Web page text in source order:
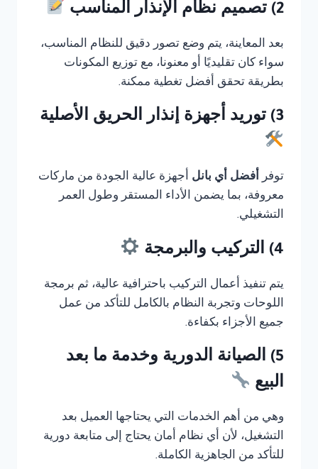
2) تصميم نظام الإنذار المناسب
بعد المعاينة، يتم وضع تصور دقيق للنظام المناسب،
سواء كان تقليديًا أو معنونا، مع توزيع المكونات
بطريقة تحقق أفضل تغطية ممكنة.
3) توريد أجهزة إنذار الحريق الأصلية
توفر أفضل أي بانل أجهزة عالية الجودة من ماركات
معروفة، بما يضمن الأداء المستقر وطول العمر
التشغيلي.
4) التركيب والبرمجة
يتم تنفيذ أعمال التركيب باحترافية عالية، ثم برمجة
اللوحات وتجربة النظام بالكامل للتأكد من عمل
جميع الأجزاء بكفاءة.
5) الصيانة الدورية وخدمة ما بعد
البيع
وهي من أهم الخدمات التي يحتاجها العميل بعد
التشغيل، لأن أي نظام أمان يحتاج إلى متابعة دورية
للتأكد من الجاهزية الكاملة.